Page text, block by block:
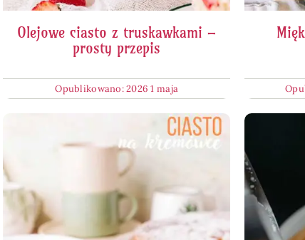
Olejowe ciasto z truskawkami –
prosty przepis
Opublikowano: 2026 1 maja